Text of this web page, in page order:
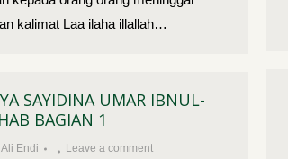
kalimat Laa ilaha illallah…
SAYIDINA UMAR IBNUL-
BAGIAN 1
Ali Endi Leave a comment